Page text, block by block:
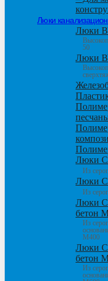
Люки
Люки
50
Люки
Люки
Из
Люки
Из
Люки
бетон
Из
М400
Люки
бетон
Из